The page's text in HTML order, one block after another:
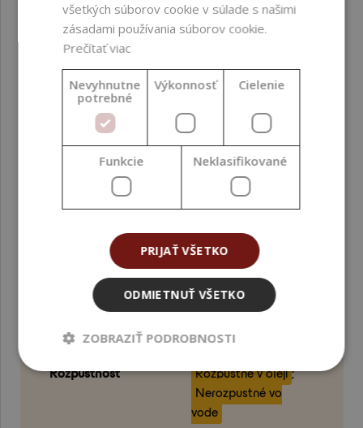
Krajina pôvodu Španielsko
Kvalita
Metóda spracovania Miešanie ; Macerácia
Oblasť aplikácie
Tvár ; Vlasy ; Pokožka
hlavy ; Telo ; Ruky
Obsah bio zložiek (%)
obnoviteľného uhlíka
100 %
Odporúčaná teplota
spracovania (°C)
< 40
Rozpustnosť Rozpustné v oleji ;
Nerozpustné vo
vode
všetkých súborov cookie v súlade s našimi
zásadami používania súborov cookie.
Prečítať viac
Nevyhnutne
potrebné
Výkonnosť Cielenie
Funkcie Neklasifikované
PRIJAŤ VŠETKO
ODMIETNUŤ VŠETKO
ZOBRAZIŤ PODROBNOSTI